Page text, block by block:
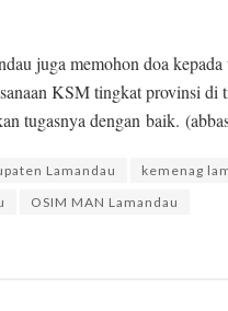
juga memohon doa
KSM tingkat provinsi
tugasnya dengan baik.
Lamandau kemenag
OSIM MAN Lamandau